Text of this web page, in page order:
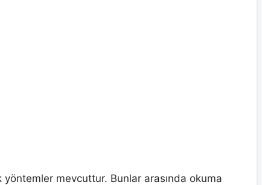
yöntemler mevcuttur. Bunlar arasında okuma